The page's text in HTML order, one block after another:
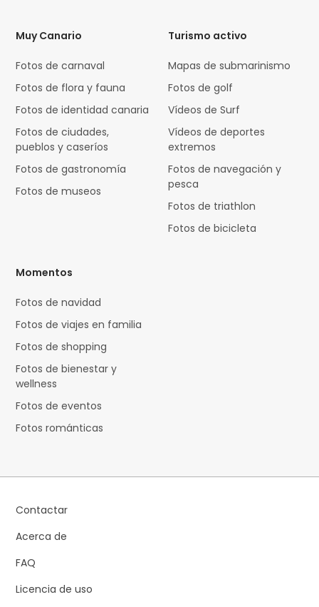
Muy Canario
Fotos de carnaval
Fotos de flora y fauna
Fotos de identidad canaria
Fotos de ciudades,
pueblos y caseríos
Fotos de gastronomía
Fotos de museos
Turismo activo
Mapas de submarinismo
Fotos de golf
Vídeos de Surf
Vídeos de deportes
extremos
Fotos de navegación y
pesca
Fotos de triathlon
Fotos de bicicleta
Momentos
Fotos de navidad
Fotos de viajes en familia
Fotos de shopping
Fotos de bienestar y
wellness
Fotos de eventos
Fotos románticas
Contactar
Acerca de
FAQ
Licencia de uso